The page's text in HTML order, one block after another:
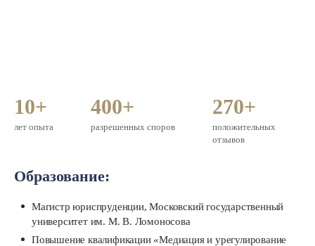
10+
лет опыта
400+
разрешенных споров
270+
положительных
отзывов
Образование:
Магистр юриспруденции, Московский государственный
университет им. М. В. Ломоносова
Повышение квалификации «Медиация и урегулирование